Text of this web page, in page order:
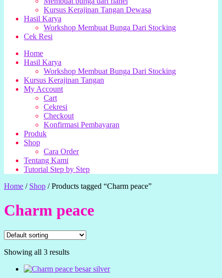
Kursus Kerajinan Tangan Dewasa
Hasil Karya
Workshop Membuat Bunga Dari Stocking
Cek Resi
Home
Hasil Karya
Workshop Membuat Bunga Dari Stocking
Kursus Kerajinan Tangan
My Account
Cart
Cekresi
Checkout
Konfirmasi Pembayaran
Produk
Shop
Cara Order
Tentang Kami
Tutorial Step by Step
Home / Shop /Products tagged “Charm peace”
Charm peace
Showing all 3 results